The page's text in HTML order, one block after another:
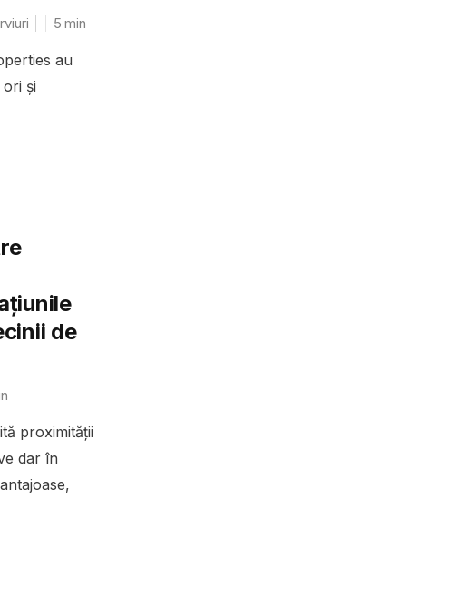
5 min
au
și
de
proximității
dar în